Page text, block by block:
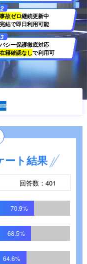
2
故ゼロ継続更新中
結で即日利用可能
3
シー保護徹底対応
籍確認なしで利用可
ート結果
回答数：401
70.9%
68.5%
64.6%